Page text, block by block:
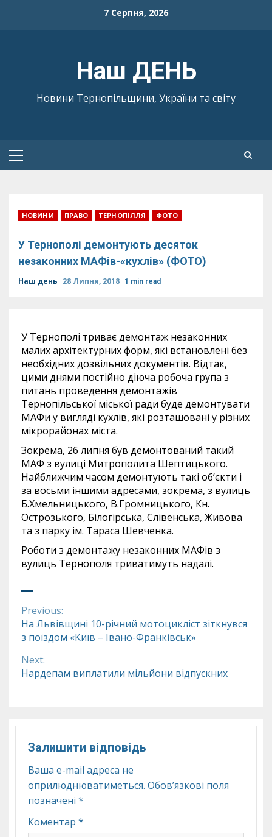
7 Серпня, 2026
Наш ДЕНЬ
Новини Тернопільщини, України та світу
Primary
НОВИНИ ПРАВО ТЕРНОПІЛЛЯ ФОТО
У Тернополі демонтують десяток
незаконних МАФів-«кухлів» (ФОТО)
Наш день 28 Липня, 2018 1 min read
У Тернополі триває демонтаж незаконних
малих архітектурних форм, які встановлені без
необхідних дозвільних документів. Відтак,
цими днями постійно діюча робоча група з
питань проведення демонтажів
Тернопільської міської ради буде демонтувати
МАФи у вигляді кухлів, які розташовані у різних
мікрорайонах міста.
Зокрема, 26 липня був демонтований такий
МАФ з вулиці Митрополита Шептицького.
Найближчим часом демонтують такі об’єкти і
за восьми іншими адресами, зокрема, з вулиць
Б.Хмельницького, В.Громницького, Кн.
Острозького, Білогірська, Слівенська, Живова
та з парку ім. Тараса Шевченка.
Роботи з демонтажу незаконних МАФів з
вулиць Тернополя триватимуть надалі.
Continue
Reading
Previous:
На Львівщині 10-річний мотоцикліст зіткнувся
з поїздом «Київ – Івано-Франківськ»
Next:
Нардепам виплатили мільйони відпускних
Залишити відповідь
Ваша e-mail адреса не
оприлюднюватиметься. Обов’язкові поля
позначені *
Коментар *